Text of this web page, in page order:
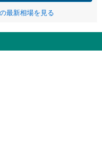
最新相場を見る